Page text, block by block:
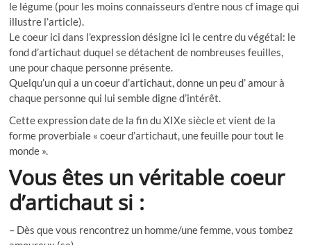
le légume (pour les moins connaisseurs d’entre nous cf image qui
illustre l’article).
Le coeur ici dans l’expression désigne ici le centre du végétal: le
fond d’artichaut duquel se détachent de nombreuses feuilles,
une pour chaque personne présente.
Quelqu’un qui a un coeur d’artichaut, donne un peu d’ amour à
chaque personne qui lui semble digne d’intérêt.
Cette expression date de la fin du XIXe siècle et vient de la
forme proverbiale « coeur d’artichaut, une feuille pour tout le
monde ».
Vous êtes un véritable coeur
d’artichaut si :
– Dès que vous rencontrez un homme/une femme, vous tombez